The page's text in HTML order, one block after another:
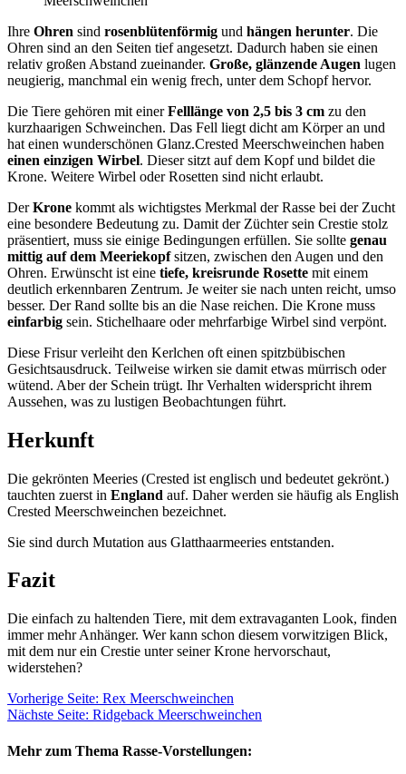
Ihre Ohren sind rosenblütenförmig und hängen herunter. Die
Ohren sind an den Seiten tief angesetzt. Dadurch haben sie einen
relativ großen Abstand zueinander. Große, glänzende Augen lugen
neugierig, manchmal ein wenig frech, unter dem Schopf hervor.
Die Tiere gehören mit einerFelllänge von 2,5 bis 3 cm zu den
kurzhaarigen Schweinchen. Das Fell liegt dicht am Körper an und
hat einen wunderschönen Glanz.Crested Meerschweinchen haben
einen einzigen Wirbel. Dieser sitzt auf dem Kopf und bildet die
Krone. Weitere Wirbel oder Rosetten sind nicht erlaubt.
DerKrone kommt als wichtigstes Merkmal der Rasse bei der Zucht
eine besondere Bedeutung zu. Damit der Züchter sein Crestie stolz
präsentiert, muss sie einige Bedingungen erfüllen. Sie sollte genau
mittig auf dem Meeriekopfsitzen, zwischen den Augen und den
Ohren. Erwünscht ist eine tiefe, kreisrunde Rosette mit einem
deutlich erkennbaren Zentrum. Je weiter sie nach unten reicht, umso
besser. Der Rand sollte bis an die Nase reichen. Die Krone muss
einfarbig sein. Stichelhaare oder mehrfarbige Wirbel sind verpönt.
Diese Frisur verleiht den Kerlchen oft einen spitzbübischen
Gesichtsausdruck. Teilweise wirken sie damit etwas mürrisch oder
wütend. Aber der Schein trügt. Ihr Verhalten widerspricht ihrem
Aussehen, was zu lustigen Beobachtungen führt.
Herkunft
Die gekrönten Meeries (Crested ist englisch und bedeutet gekrönt.)
tauchten zuerst in England auf. Daher werden sie häufig als English
Crested Meerschweinchen bezeichnet.
Sie sind durch Mutation aus Glatthaarmeeries entstanden.
Fazit
Die einfach zu haltenden Tiere, mit dem extravaganten Look, finden
immer mehr Anhänger. Wer kann schon diesem vorwitzigen Blick,
mit dem nur ein Crestie unter seiner Krone hervorschaut,
widerstehen?
Vorherige Seite: Rex Meerschweinchen
Nächste Seite: Ridgeback Meerschweinchen
Mehr zum Thema Rasse-Vorstellungen: